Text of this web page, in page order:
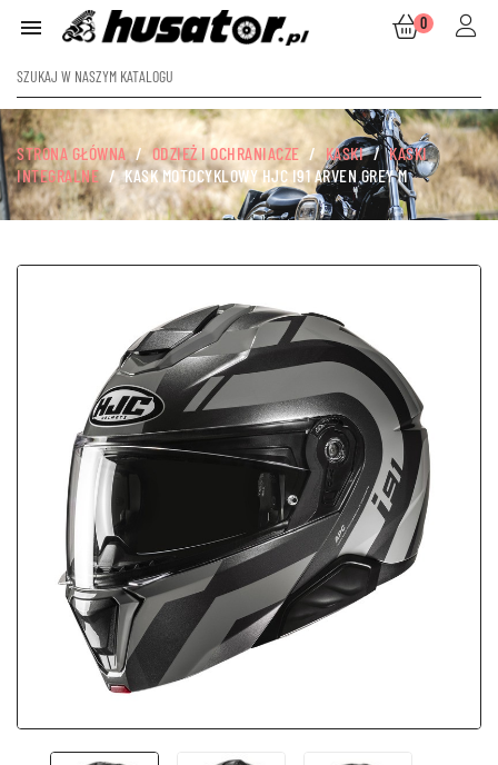
 0
STRONA GŁÓWNA ODZIEŻ I OCHRANIACZE KASKI
KASKI
INTEGRALNE
KASK MOTOCYKLOWY HJC I91 ARVEN GREY M